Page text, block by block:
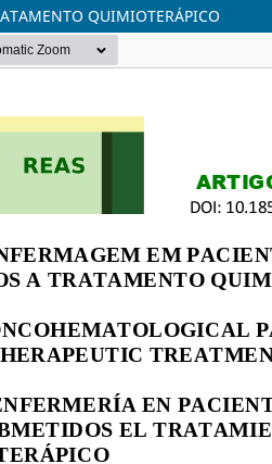
QUIMIOTERÁPICO